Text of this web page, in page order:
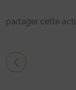
partager cette